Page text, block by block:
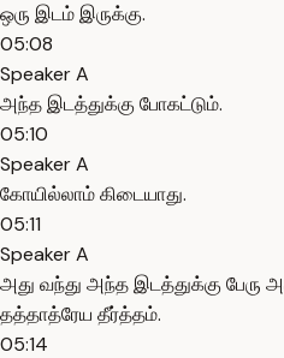
ஒரு இடம் இருக்கு.
05:08
Speaker A
அந்த இடத்துக்கு போகட்டும்.
05:10
Speaker A
கோயில்லாம் கிடையாது.
05:11
Speaker A
அது வந்து அந்த இடத்துக்கு பேரு
தத்தாத்ரேய தீர்த்தம்.
05:14